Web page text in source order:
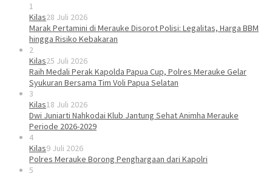
1
Kilas28 Juli 2026
Marak Pertamini di Merauke Disorot Polisi: Legalitas, Harga BBM
hingga Risiko Kebakaran
2
Kilas25 Juli 2026
Raih Medali Perak Kapolda Papua Cup, Polres Merauke Gelar
Syukuran Bersama Tim Voli Papua Selatan
3
Kilas18 Juli 2026
Dwi Juniarti Nahkodai Klub Jantung Sehat Animha Merauke
Periode 2026-2029
4
Kilas9 Juli 2026
Polres Merauke Borong Penghargaan dari Kapolri
5